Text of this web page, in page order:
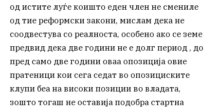
од истите луѓе коишто еден член не смениле
од тие реформски закони, мислам дека не
соодвестува со реалноста, особено ако се земе
предвид дека две години не е долг период , до
пред само две години оваа опозиција овие
пратеници кои сега седат во опозициските
клупи беа на високи позиции во владата,
зошто тогаш не оставија подобра стартна